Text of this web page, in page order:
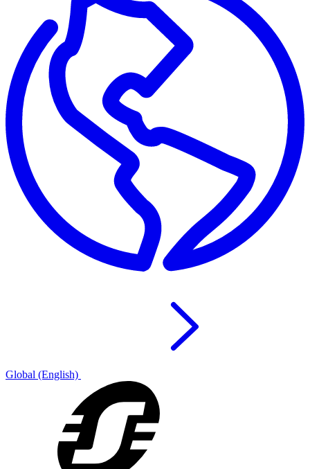
Global (English)